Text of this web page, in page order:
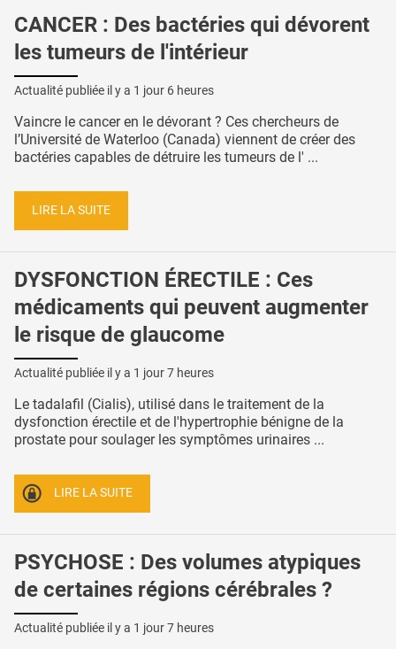
CANCER : Des bactéries qui dévorent
les tumeurs de l'intérieur
Actualité publiée il y a 1 jour 6 heures
Vaincre le cancer en le dévorant ? Ces chercheurs de
l’Université de Waterloo (Canada) viennent de créer des
bactéries capables de détruire les tumeurs de l' ...
LIRE LA SUITE
DYSFONCTION ÉRECTILE : Ces
médicaments qui peuvent augmenter
le risque de glaucome
Actualité publiée il y a 1 jour 7 heures
Le tadalafil (Cialis), utilisé dans le traitement de la
dysfonction érectile et de l'hypertrophie bénigne de la
prostate pour soulager les symptômes urinaires ...
LIRE LA SUITE
PSYCHOSE : Des volumes atypiques
de certaines régions cérébrales ?
Actualité publiée il y a 1 jour 7 heures